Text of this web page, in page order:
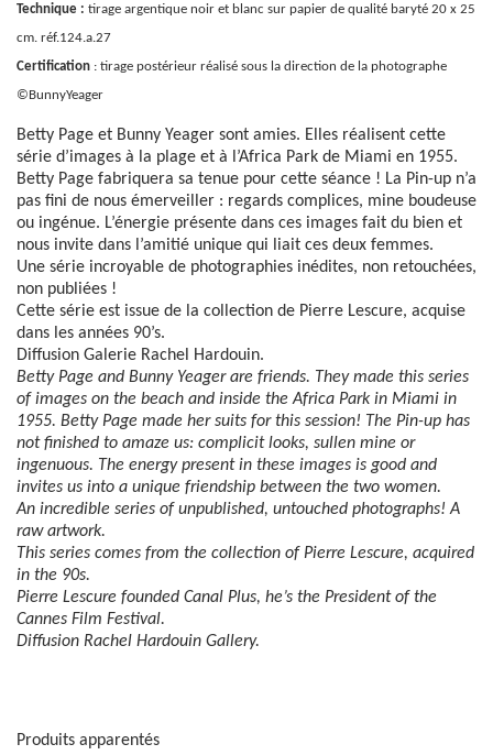
Technique : tirage argentique noir et blanc sur papier de qualité baryté 20 x 25
cm. réf.124.a.27
Certification : tirage postérieur réalisé sous la direction de la photographe
©BunnyYeager
Betty Page et Bunny Yeager sont amies. Elles réalisent cette
série d’images à la plage et à l’Africa Park de Miami en 1955.
Betty Page fabriquera sa tenue pour cette séance ! La Pin-up n’a
pas fini de nous émerveiller : regards complices, mine boudeuse
ou ingénue. L’énergie présente dans ces images fait du bien et
nous invite dans l’amitié unique qui liait ces deux femmes.
Une série incroyable de photographies inédites, non retouchées,
non publiées !
Cette série est issue de la collection de Pierre Lescure, acquise
dans les années 90’s.
Diffusion Galerie Rachel Hardouin.
Betty Page and Bunny Yeager are friends. They made this series
of images on the beach and inside the Africa Park in Miami in
1955. Betty Page made her suits for this session! The Pin-up has
not finished to amaze us: complicit looks, sullen mine or
ingenuous. The energy present in these images is good and
invites us into a unique friendship between the two women.
An incredible series of unpublished, untouched photographs! A
raw artwork.
This series comes from the collection of Pierre Lescure, acquired
in the 90s.
Pierre Lescure founded Canal Plus, he’s the President of the
Cannes Film Festival.
Diffusion Rachel Hardouin Gallery.
Produits apparentés